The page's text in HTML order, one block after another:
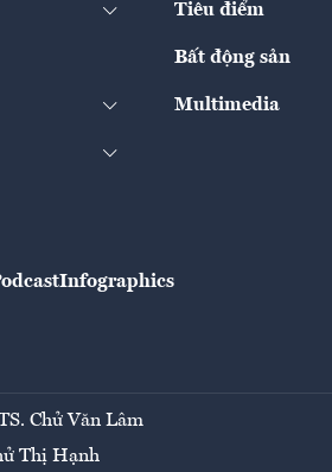
Tiêu điểm
Bất động sản
Multimedia
Infographics
Chử Văn Lâm
Thị Hạnh